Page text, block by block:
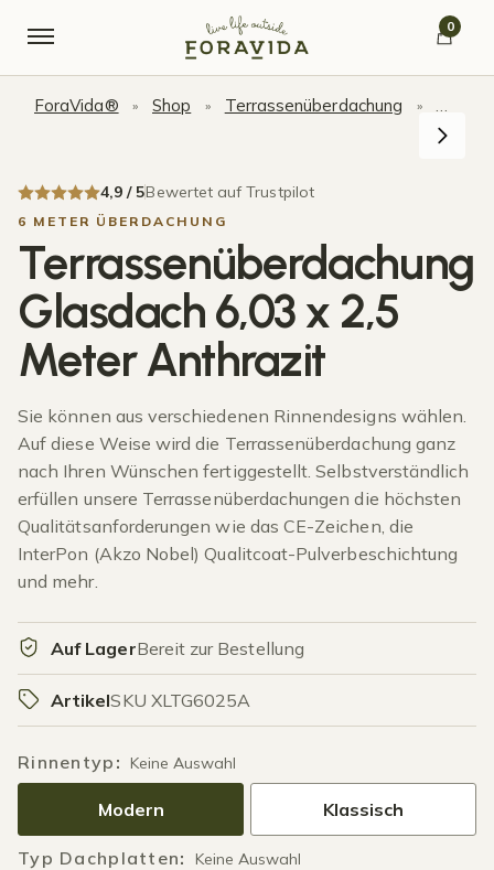
0
ForaVida® » Shop » Terrassenüberdachung »
4,9 / 5Bewertet auf Trustpilot
6 METER ÜBERDACHUNG
Terrassenüberdachung
Glasdach 6,03 x 2,5
Meter Anthrazit
Sie können aus verschiedenen Rinnendesigns wählen.
Auf diese Weise wird die Terrassenüberdachung ganz
nach Ihren Wünschen fertiggestellt. Selbstverständlich
erfüllen unsere Terrassenüberdachungen die höchsten
Qualitätsanforderungen wie das CE-Zeichen, die
InterPon (Akzo Nobel) Qualitcoat-Pulverbeschichtung
und mehr.
Auf LagerBereit zur Bestellung
ArtikelSKU XLTG6025A
Rinnentyp : Keine Auswahl
Modern Klassisch
Typ Dachplatten: Keine Auswahl